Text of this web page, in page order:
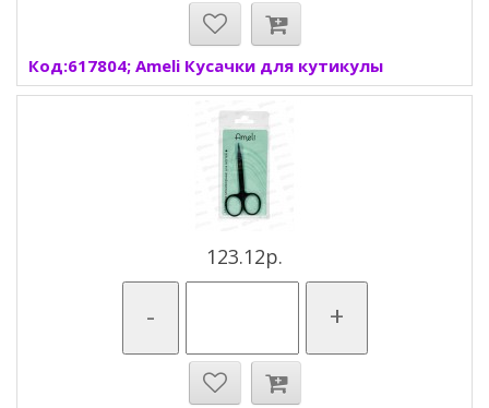
Код:617804; Ameli Кусачки для кутикулы
123.12р.
- +